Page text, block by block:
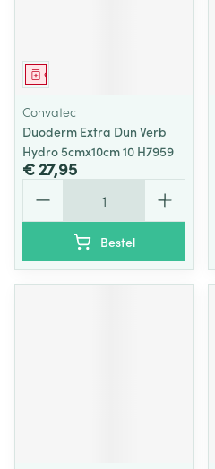
Geneesmiddel
Convatec
Duoderm Extra Dun Verb
Hydro 5cmx10cm 10 H7959
€ 27,95
Bestel